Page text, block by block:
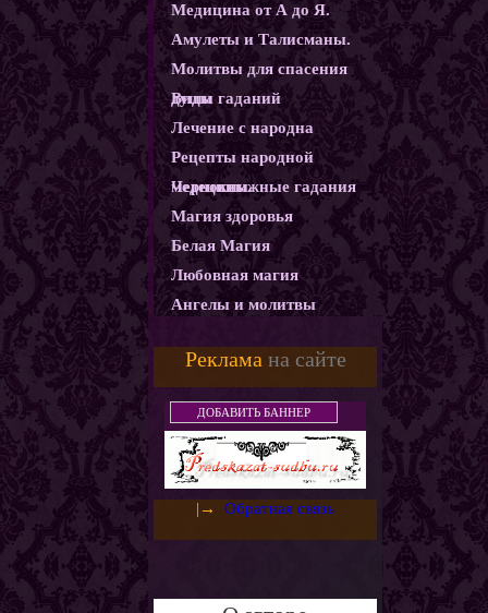
Медицина от А до Я.
Амулеты и Талисманы.
Молитвы для спасения
души
Виды гаданий
Лечение с народна
Рецепты народной
медецины.
Чернокнижные гадания
Магия здоровья
Белая Магия
Любовная магия
Ангелы и молитвы
Магические ритуалы
Демоны и Бесы
Колдовство
Магия защиты
Использование монет как
амулетов и талисманов
Слияние с деньгами.
Денежный горшочек
Золотое денежное
Реклама на сайте
ДОБАВИТЬ БАННЕР
|→ Обратная связь